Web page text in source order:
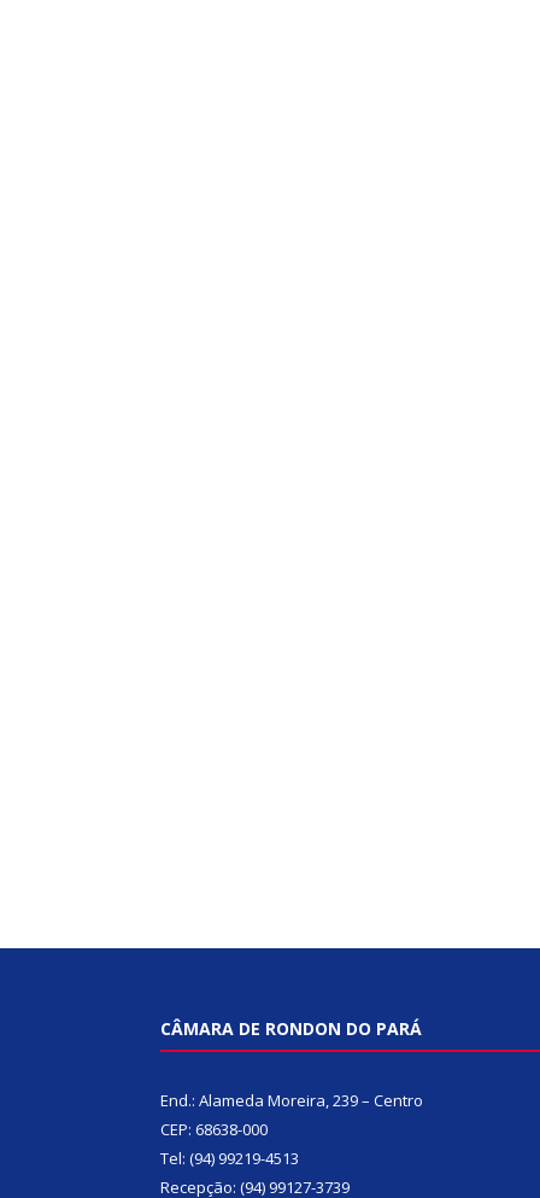
CÂMARA DE RONDON DO PARÁ
End.: Alameda Moreira, 239 – Centro
CEP: 68638-000
Tel: (94) 99219-4513
Recepção: (94) 99127-3739